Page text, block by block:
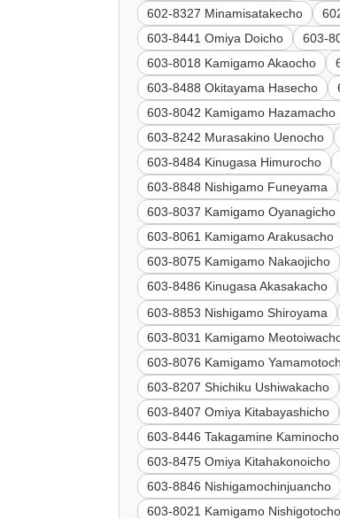
602-8327 Minamisatakecho
603-8441 Omiya Doicho
603-
603-8018 Kamigamo Akaocho
603-8488 Okitayama Hasecho
603-8042 Kamigamo Hazamacho
603-8242 Murasakino Uenocho
603-8484 Kinugasa Himurocho
603-8848 Nishigamo Funeyama
603-8037 Kamigamo Oyanagicho
603-8061 Kamigamo Arakusacho
603-8075 Kamigamo Nakaojicho
603-8486 Kinugasa Akasakacho
603-8853 Nishigamo Shiroyama
603-8031 Kamigamo
603-8076 Kamigamo
603-8207 Shichiku Ushiwakacho
603-8407 Omiya Kitabayashicho
603-8446 Takagamine Kaminocho
603-8475 Omiya Kitahakonoicho
603-8846 Nishigamochinjuancho
603-8021 Kamigamo Nishigotocho